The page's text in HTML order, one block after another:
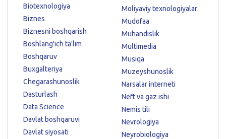
Biotexnologiya
Biznes
Biznesni boshqarish
Boshlang'ich ta'lim
Boshqaruv
Buxgalteriya
Chegarashunoslik
Dasturlash
Data Science
Davlat boshqaruvi
Davlat siyosati
Moliyaviy texnologiyalar
Mudofaa
Muhandislik
Multimedia
Musiqa
Muzeyshunoslik
Narsalar interneti
Neft va gaz ishi
Nemis tili
Nevrologiya
Neyrobiologiya